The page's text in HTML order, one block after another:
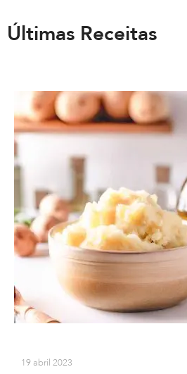
Últimas Receitas
19 abril 2023